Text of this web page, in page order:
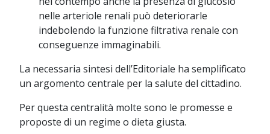
nelle arteriole renali può deteriorarle
indebolendo la funzione filtrativa renale con
conseguenze immaginabili.
La necessaria sintesi dell’Editoriale ha semplificato
un argomento centrale per la salute del cittadino.
Per questa centralità molte sono le promesse e
proposte di un regime o dieta giusta.